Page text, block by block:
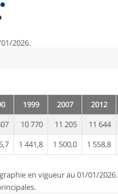
2026.
1999 2007 2012
10 770 11 205 11 644
1 441,8 1 500,0 1 558,8
en vigueur au 01/01/2026.